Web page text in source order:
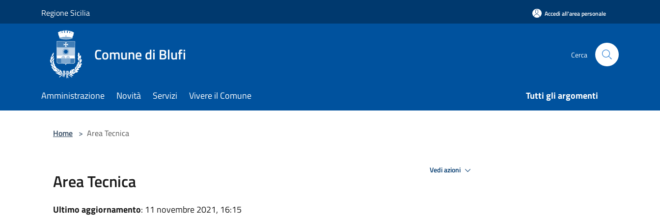
Regione Sicilia Accedi all'area personale
Comune di Blufi Cerca
Amministrazione Novità Servizi Vivere il Comune Tutti gli argomenti
Home > Area Tecnica
Area Tecnica
Ultimo aggiornamento: 11 novembre 2021, 16:15
Vedi azioni